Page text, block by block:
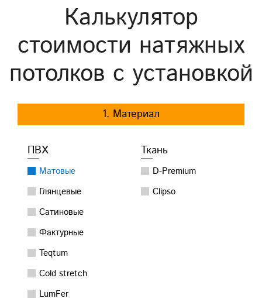
Калькулятор
стоимости натяжных
потолков с установкой
1. Материал
ПВХ
Матовые
Глянцевые
Сатиновые
Фактурные
Teqtum
Cold stretch
LumFer
Ткань
D-Premium
Clipso